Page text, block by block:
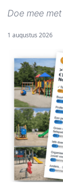
Doe mee
1 augustus 2026